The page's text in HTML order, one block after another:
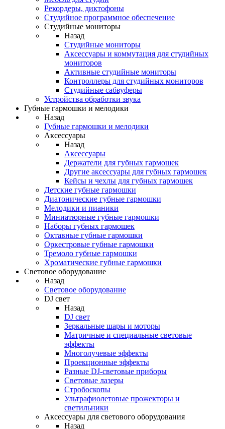
Рекордеры, диктофоны
Студийное программное обеспечение
Студийные мониторы
Назад
Студийные мониторы
Аксессуары и коммутация для студийных
мониторов
Активные студийные мониторы
Контроллеры для студийных мониторов
Студийные сабвуферы
Устройства обработки звука
Губные гармошки и мелодики
Назад
Губные гармошки и мелодики
Аксессуары
Назад
Аксессуары
Держатели для губных гармошек
Другие аксессуары для губных гармошек
Кейсы и чехлы для губных гармошек
Детские губные гармошки
Диатонические губные гармошки
Мелодики и пианики
Миниатюрные губные гармошки
Наборы губных гармошек
Октавные губные гармошки
Оркестровые губные гармошки
Тремоло губные гармошки
Хроматические губные гармошки
Световое оборудование
Назад
Световое оборудование
DJ свет
Назад
DJ свет
Зеркальные шары и моторы
Матричные и специальные световые
эффекты
Многолучевые эффекты
Проекционные эффекты
Разные DJ-световые приборы
Световые лазеры
Стробоскопы
Ультрафиолетовые прожекторы и
светильники
Аксессуары для светового оборудования
Назад